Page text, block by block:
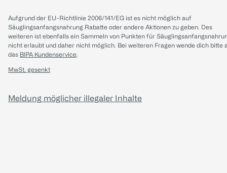
Aufgrund der EU-Richtlinie 2006/141/EG ist es nicht möglich auf
Säuglingsanfangsnahrung Rabatte oder andere Aktionen zu geben. Des
weiteren ist ebenfalls ein Sammeln von Punkten für
nicht erlaubt und daher nicht möglich. Bei weiteren Fragen wende dich bitte
das BIPA Kundenservice.
MwSt. gesenkt
Meldung möglicher illegaler Inhalte